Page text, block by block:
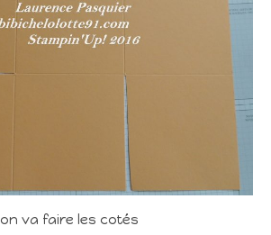
on va faire les cotés